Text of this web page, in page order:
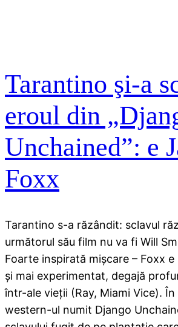
Tarantino şi-a
eroul din
Unchained”: e
Foxx
Tarantino s-a răzândit: sclavul
următorul său film nu va fi Will
Foarte inspirată mişcare – Foxx
şi mai experimentat, degajă
într-ale vieţii (Ray, Miami Vice).
western-ul numit Django